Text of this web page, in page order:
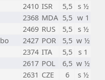
2410 ISR 5,5 s ½
2368 MDA 5,5 w 1
2469 RUS 5,5 s ½
2427 POR 5,5 w ½
2374 ITA 5,5
s 1
2617 POL 6,5 w ½
2631 CZE 6
s ½